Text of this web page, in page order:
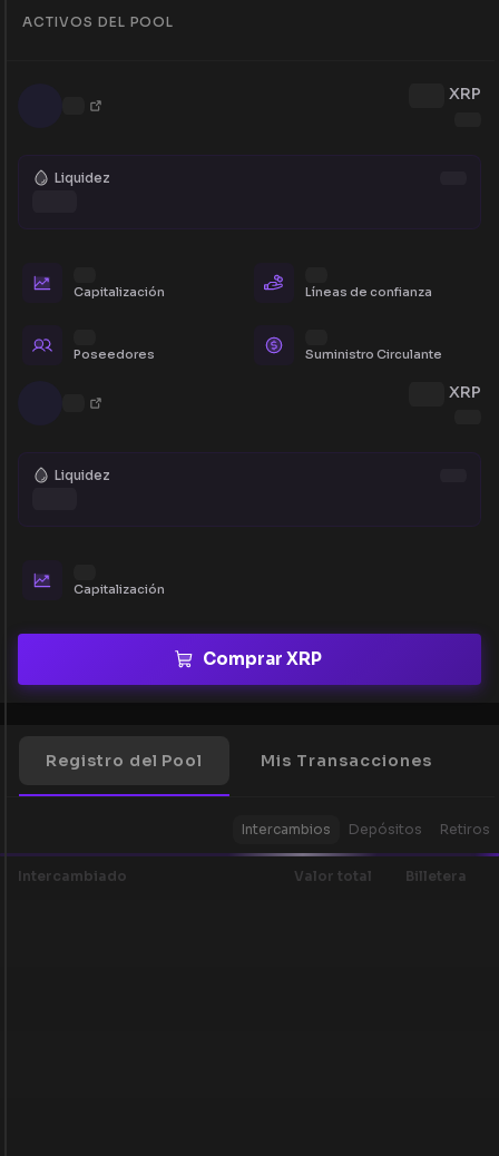
ACTIVOS DEL POOL
XRP
Liquidez
Capitalización Líneas de confianza
Poseedores Suministro Circulante
XRP
Liquidez
Capitalización
Comprar XRP
Registro del Pool Mis Transacciones
Intercambios Depósitos Retiros
Intercambiado Valor total Billetera